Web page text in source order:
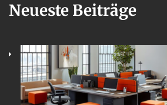
Neueste Beiträge